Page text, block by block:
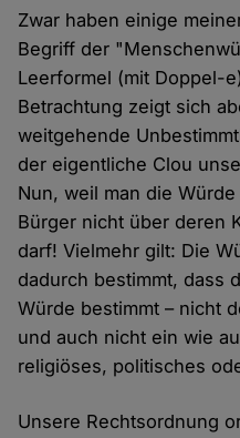
Zwar haben einige
Begriff der
Leerformel (mit Doppel-
Betrachtung zeigt sich
weitgehende
der eigentliche Clou
Nun, weil man die
Bürger nicht über deren
darf! Vielmehr gilt: Die
dadurch bestimmt, dass
Würde bestimmt – nicht
und auch nicht ein wie
religiöses, politisches
Unsere Rechtsordnung